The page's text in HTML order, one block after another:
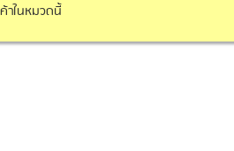
าในหมวดนี้